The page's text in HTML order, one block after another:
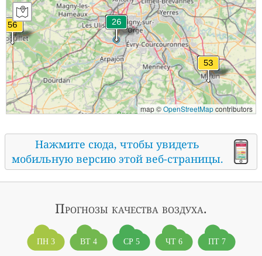
map ©OpenStreetMapcontributors
Нажмите сюда, чтобы увидеть
мобильную версию этой веб-страницы.
Прогнозы качества воздуха.
ПН 3 ВТ 4 СР 5 ЧТ 6 ПТ 7